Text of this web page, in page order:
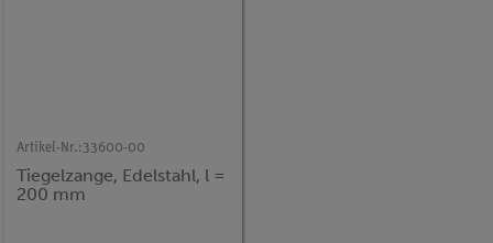
Artikel-Nr.:33600-00
Tiegelzange, Edelstahl, l =
200 mm